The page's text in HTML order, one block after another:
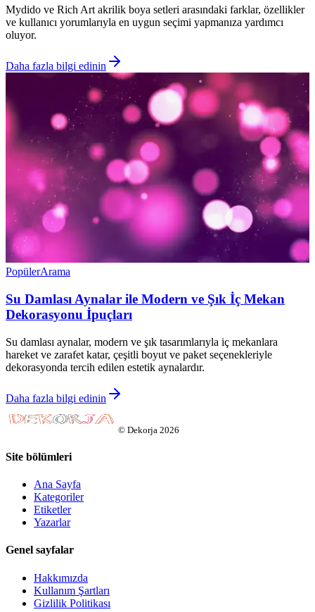
Mydido ve Rich Art akrilik boya setleri arasındaki farklar, özellikler
ve kullanıcı yorumlarıyla en uygun seçimi yapmanıza yardımcı
oluyor.
Daha fazla bilgi edinin
PopülerArama
Su Damlası Aynalar ile Modern ve Şık İç Mekan
Dekorasyonu İpuçları
Su damlası aynalar, modern ve şık tasarımlarıyla iç mekanlara
hareket ve zarafet katar, çeşitli boyut ve paket seçenekleriyle
dekorasyonda tercih edilen estetik aynalardır.
Daha fazla bilgi edinin
© Dekorja 2026
Site bölümleri
Ana Sayfa
Kategoriler
Etiketler
Yazarlar
Genel sayfalar
Hakkımızda
Kullanım Şartları
Gizlilik Politikası